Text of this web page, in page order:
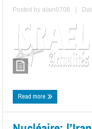
Posted byalain0708
Read more